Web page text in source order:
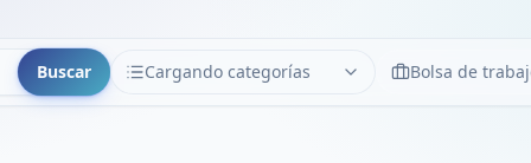
Buscar Cargando categorías
CATEGORÍAS LimpiarBolsa de